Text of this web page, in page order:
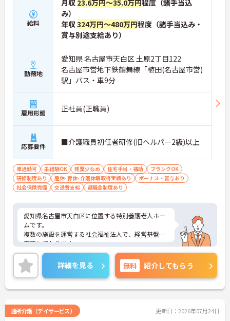
ると1資格につき月1万円（最大4万円）の手当が加
算されます。
・ケアマネジャーの受験料や対策講座、更新費用ま
で全額補助されるため、次のステップアップを自己
負担なく目指せます。
【最先端のDX導入で、身体的・精神的な負担を軽
減】
・スマホ記録や睡眠センサーを活用したデータに基
づくケアにより、夜間巡視や申し送りなどの業務負
担を大きく軽減しています。
・業務の効率化により月の平均残業時間は10時間程
向き合えます。
【ご家族も安心できる、圧倒的な福利厚生が整って
・ご家族分も含めて年間3万円までの医療費補助
や、教育サービスの70%割引など、生活全体を支え
る独自の福利厚生が利用できます。
・小学校3年生までの時短・夜勤免除制度があり、
男性の育休取得実績も豊富なため、ライフステージ
が変化しても安心です。
【プライベートとの両立がしやすい環境です】
・有給取得促進手当の支給や、5連休以上の長期休
暇を取得できる仕組みがあり、しっかりと心身をリ
フレッシュできます。
・中途入社比率が6割を超えており、風通しが良
く、新しい方もこれまでの経験を活かしてすぐに馴
給料
月収 23.6万円～35.0万円程度（諸手当込
み）
年収324万円～480万円程度（諸手当込み・
賞与別途支給あり）
勤務地
愛知県 名古屋市天白区 土原2丁目122
名古屋市営地下鉄鶴舞線「植田(名古屋市営)
駅」バス・車9分
雇用形態 正社員(正職員)
応募要件 ■介護職員初任者研修(旧ヘルパー2級)以上
車通勤可 未経験OK 残業少なめ 住宅手当・補助
ブランクOK
研修制度あり
産休･育休･介護休暇取得実績あり
ボーナス・賞与あり
社会保険完備
交通費支給 退職金制度あり
愛知県名古屋市天白区に位置する特別養護老人ホー
ムです。
複数の施設を運営する社会福祉法人で、経営基盤も
安定しております。
マイカー通勤可能、無料駐車場があるので通勤に便
利ですよ♪賞与実績は年間で基本給の4ヶ月分の支
給があり、働きやすい職場です。
ご興味ある方には、面接対策ポイントなど、さらに
詳細をお話しいたしますのでお気軽にご相談くださ
詳細を見る 無料 紹介してもらう
通所介護（デイサービス） 更新日：2026年07月24日